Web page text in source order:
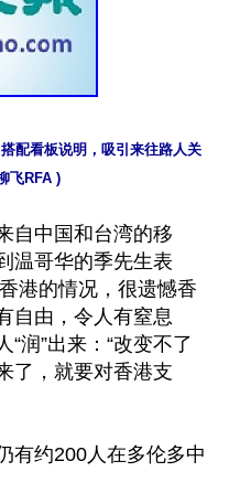
配看板说明，吸引来往路人关
飞RFA )
自中国和台湾的移
温哥华的季先生表
港的情况，很遗憾香
自由，令人有窒息
润”出来：“改变不了
了，就要对香港支
有约200人在多伦多中